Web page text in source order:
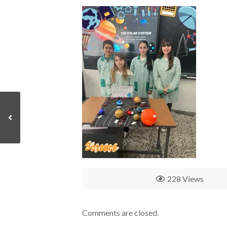
228 Views
Comments are closed.